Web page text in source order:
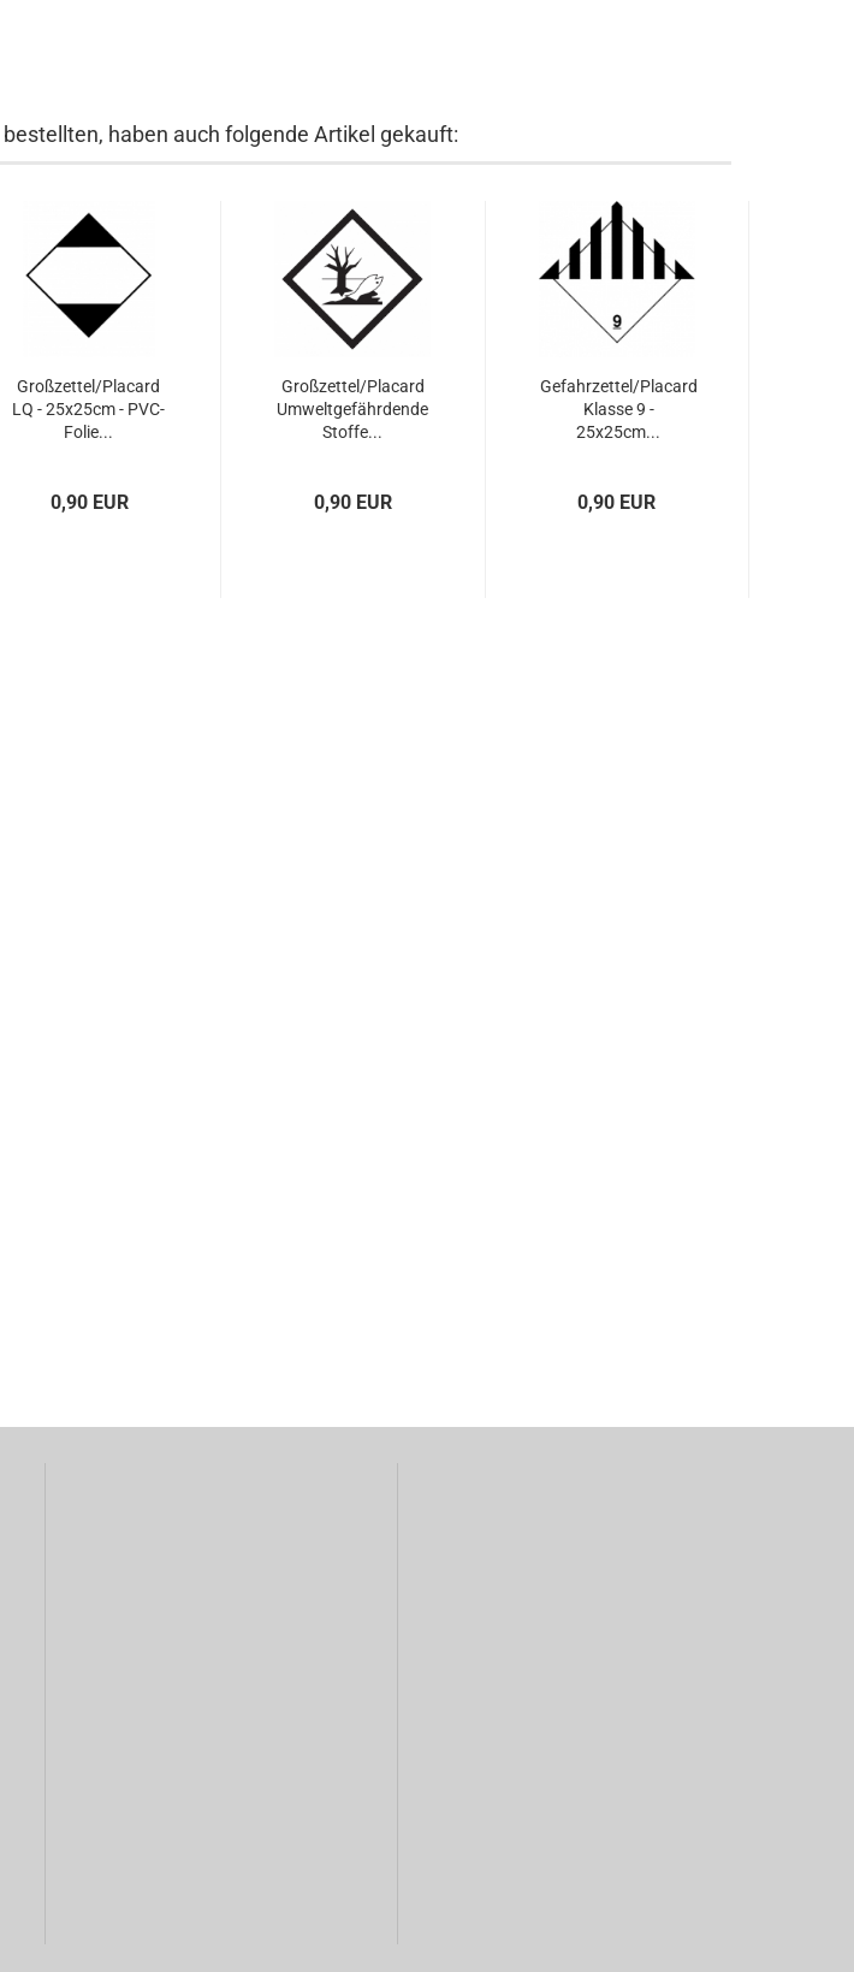
haben auch folgende Artikel gekauft:
Großzettel/Placard
LQ - 25x25cm - PVC-
Folie...
0,90 EUR
Großzettel/Placard
Umweltgefährdende
Stoffe...
0,90 EUR
Gefahrzettel/Placard
Klasse 9 -
25x25cm...
0,90 EUR